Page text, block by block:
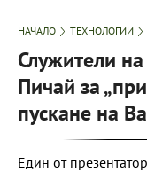
НАЧАЛО ТЕХНОЛОГИИ
Служители
Пичай за
пускане на
Един от